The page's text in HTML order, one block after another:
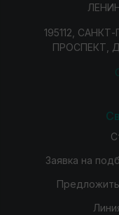
195112,
ПРОСПЕКТ,
Заявка на